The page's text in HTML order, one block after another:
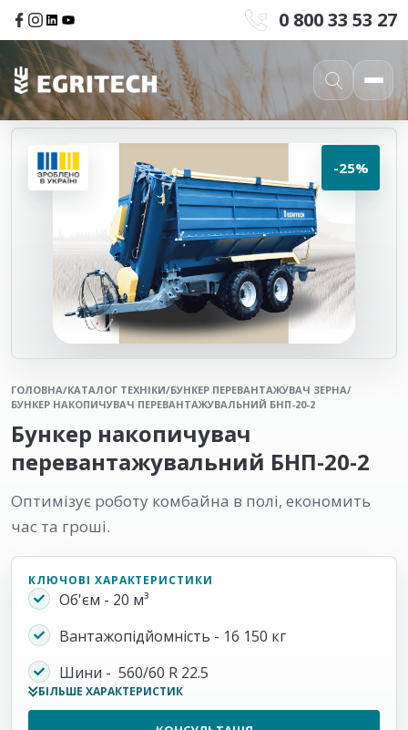
0 800 33 53 27
-25%
ГОЛОВНА/КАТАЛОГ ТЕХНІКИ/БУНКЕР ПЕРЕВАНТАЖУВАЧ ЗЕРНА/
БУНКЕР НАКОПИЧУВАЧ ПЕРЕВАНТАЖУВАЛЬНИЙ БНП-20-2
Бункер накопичувач
перевантажувальний БНП-20-2
Оптимізує роботу комбайна в полі, економить
час та гроші.
КЛЮЧОВІ ХАРАКТЕРИСТИКИ
Об'єм - 20 м³
Вантажопідйомність - 16 150 кг
Шини - 560/60 R 22.5
БІЛЬШЕ ХАРАКТЕРИСТИК